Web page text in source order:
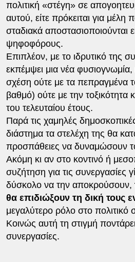
πολιτική «στέγη» σε
αυτού, είτε πρόκειται για
σταδιακά αποστασιοποιούνται
ψηφοφόρους.
Επιπλέον, με το ιδρυτικό της
εκπέμψει μια νέα φυσιογνωμία,
σχέση ούτε με τα πεπραγμένα
βαθμό) ούτε με την τοξικότητα
του τελευταίου έτους.
Παρά τις χαμηλές
διάστημα τα στελέχη της θα
προσπάθειες να δυναμώσουν
Ακόμη κι αν στο κοντινό ή
συζήτηση για τις συνεργασίες
δύσκολο να την αποκρούσουν,
θα επιδιώξουν τη δική τους
μεγαλύτερο ρόλο στο πολιτικό
Κοινώς αυτή τη στιγμή
συνεργασίες.